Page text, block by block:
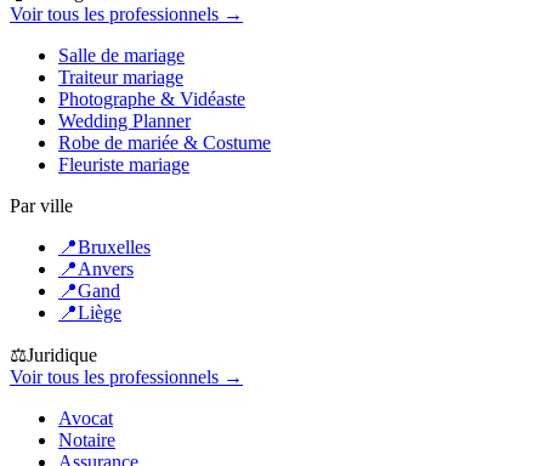
Voir tous les professionnels →
Salle de mariage
Traiteur mariage
Photographe & Vidéaste
Wedding Planner
Robe de mariée & Costume
Fleuriste mariage
Par ville
📍Bruxelles
📍Anvers
📍Gand
📍Liège
⚖️Juridique
Voir tous les professionnels →
Avocat
Notaire
Assurance